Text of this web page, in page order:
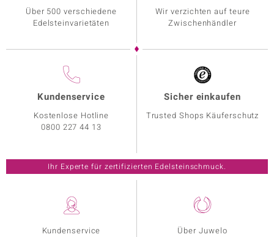
Kundenservice
Über Juwelo
Über 500 verschiedene
Edelsteinvarietäten
Wir verzichten auf teure
Zwischenhändler
Kundenservice
Kostenlose Hotline
0800 227 44 13
Sicher einkaufen
Trusted Shops Käuferschutz
Ihr Experte für zertifizierten Edelsteinschmuck.